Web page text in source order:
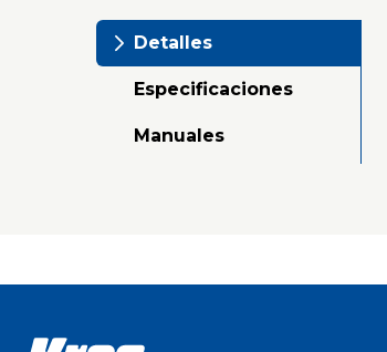
Detalles
Especificaciones
Manuales